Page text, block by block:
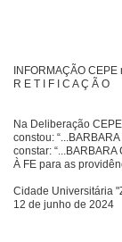
INFORMAÇÃO CEPE
R E T I F I C A Ç Ã O
Na Deliberação
constou:
constar: “...BARBARA
À FE para as
Cidade Universitária
12 de junho de 2024